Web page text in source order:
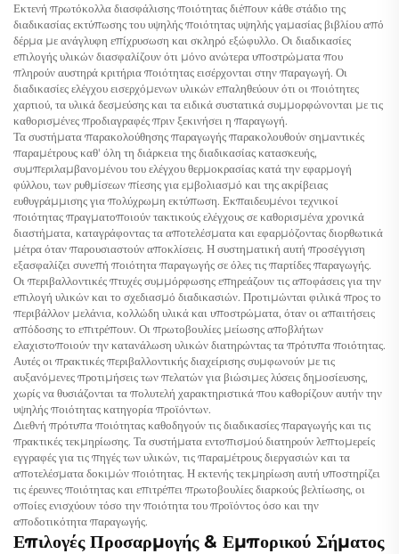
Εκτενή πρωτόκολλα διασφάλισης ποιότητας διέπουν κάθε στάδιο της
διαδικασίας εκτύπωσης του υψηλής ποιότητας υψηλής γαμασίας βιβλίου από
δέρμα με ανάγλυφη επίχρυσωση και σκληρό εξώφυλλο. Οι διαδικασίες
επιλογής υλικών διασφαλίζουν ότι μόνο ανώτερα υποστρώματα που
πληρούν αυστηρά κριτήρια ποιότητας εισέρχονται στην παραγωγή. Οι
διαδικασίες ελέγχου εισερχόμενων υλικών επαληθεύουν ότι οι ποιότητες
χαρτιού, τα υλικά δεσμεύσης και τα ειδικά συστατικά συμμορφώνονται με τις
καθορισμένες προδιαγραφές πριν ξεκινήσει η παραγωγή.
Τα συστήματα παρακολούθησης παραγωγής παρακολουθούν σημαντικές
παραμέτρους καθ' όλη τη διάρκεια της διαδικασίας κατασκευής,
συμπεριλαμβανομένου του ελέγχου θερμοκρασίας κατά την εφαρμογή
φύλλου, των ρυθμίσεων πίεσης για εμβολιασμό και της ακρίβειας
ευθυγράμμισης για πολύχρωμη εκτύπωση. Εκπαιδευμένοι τεχνικοί
ποιότητας πραγματοποιούν τακτικούς ελέγχους σε καθορισμένα χρονικά
διαστήματα, καταγράφοντας τα αποτελέσματα και εφαρμόζοντας διορθωτικά
μέτρα όταν παρουσιαστούν αποκλίσεις. Η συστηματική αυτή προσέγγιση
εξασφαλίζει συνεπή ποιότητα παραγωγής σε όλες τις παρτίδες παραγωγής.
Οι περιβαλλοντικές πτυχές συμμόρφωσης επηρεάζουν τις αποφάσεις για την
επιλογή υλικών και το σχεδιασμό διαδικασιών. Προτιμώνται φιλικά προς το
περιβάλλον μελάνια, κολλώδη υλικά και υποστρώματα, όταν οι απαιτήσεις
απόδοσης το επιτρέπουν. Οι πρωτοβουλίες μείωσης αποβλήτων
ελαχιστοποιούν την κατανάλωση υλικών διατηρώντας τα πρότυπα ποιότητας.
Αυτές οι πρακτικές περιβαλλοντικής διαχείρισης συμφωνούν με τις
αυξανόμενες προτιμήσεις των πελατών για βιώσιμες λύσεις δημοσίευσης,
χωρίς να θυσιάζονται τα πολυτελή χαρακτηριστικά που καθορίζουν αυτήν την
υψηλής ποιότητας κατηγορία προϊόντων.
Διεθνή πρότυπα ποιότητας καθοδηγούν τις διαδικασίες παραγωγής και τις
πρακτικές τεκμηρίωσης. Τα συστήματα εντοπισμού διατηρούν λεπτομερείς
εγγραφές για τις πηγές των υλικών, τις παραμέτρους διεργασιών και τα
αποτελέσματα δοκιμών ποιότητας. Η εκτενής τεκμηρίωση αυτή υποστηρίζει
τις έρευνες ποιότητας και επιτρέπει πρωτοβουλίες διαρκούς βελτίωσης, οι
οποίες ενισχύουν τόσο την ποιότητα του προϊόντος όσο και την
αποδοτικότητα παραγωγής.
Επιλογές Προσαρμογής & Εμπορικού Σήματος